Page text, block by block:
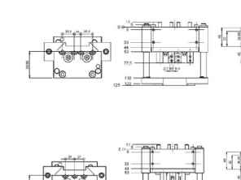
城市
省份